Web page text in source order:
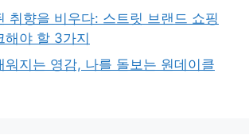
취향을 비우다: 스트릿 브랜드 쇼핑
해야 할 3가지
워지는 영감, 나를 돌보는 원데이클